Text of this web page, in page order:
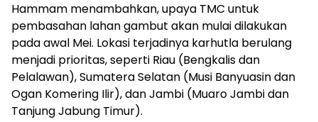
Hammam menambahkan, upaya TMC untuk
pembasahan lahan gambut akan mulai dilakukan
pada awal Mei. Lokasi terjadinya karhutla berulang
menjadi prioritas, seperti Riau (Bengkalis dan
Pelalawan), Sumatera Selatan (Musi Banyuasin dan
Ogan Komering Ilir), dan Jambi (Muaro Jambi dan
Tanjung Jabung Timur).